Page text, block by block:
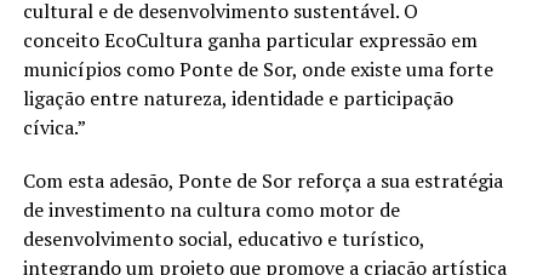
cultural e de desenvolvimento sustentável. O
conceito EcoCultura ganha particular expressão em
municípios como Ponte de Sor, onde existe uma forte
ligação entre natureza, identidade e participação
cívica.”
Com esta adesão, Ponte de Sor reforça a sua estratégia
de investimento na cultura como motor de
desenvolvimento social, educativo e turístico,
integrando um projeto que promove a criação artística